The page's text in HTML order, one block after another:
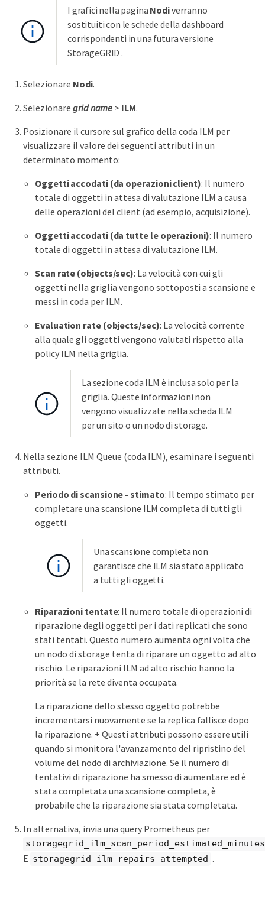
I grafici nella pagina Nodiverranno
sostituiti con le schede della dashboard
corrispondenti in una futura versione
StorageGRID .
Selezionare Nodi.
Selezionare grid name > ILM.
Posizionare il cursore sul grafico della coda ILM per
visualizzare il valore dei seguenti attributi in un
determinato momento:
Oggetti accodati (da operazioni client): Il numero
totale di oggetti in attesa di valutazione ILM a causa
delle operazioni del client (ad esempio, acquisizione).
Oggetti accodati (da tutte le operazioni): Il numero
totale di oggetti in attesa di valutazione ILM.
Scan rate (objects/sec): La velocità con cui gli
oggetti nella griglia vengono sottoposti a scansione e
messi in coda per ILM.
Evaluation rate (objects/sec): La velocità corrente
alla quale gli oggetti vengono valutati rispetto alla
policy ILM nella griglia.
La sezione coda ILM è inclusa solo per la
griglia. Queste informazioni non
vengono visualizzate nella scheda ILM
per un sito o un nodo di storage.
Nella sezione ILM Queue (coda ILM), esaminare i seguenti
attributi.
Periodo di scansione - stimato: Il tempo stimato per
completare una scansione ILM completa di tutti gli
oggetti.
Una scansione completa non
garantisce che ILM sia stato applicato
a tutti gli oggetti.
Riparazioni tentate: Il numero totale di operazioni di
riparazione degli oggetti per i dati replicati che sono
stati tentati. Questo numero aumenta ogni volta che
un nodo di storage tenta di riparare un oggetto ad alto
rischio. Le riparazioni ILM ad alto rischio hanno la
priorità se la rete diventa occupata.
La riparazione dello stesso oggetto potrebbe
incrementarsi nuovamente se la replica fallisce dopo
la riparazione. + Questi attributi possono essere utili
quando si monitora l'avanzamento del ripristino del
volume del nodo di archiviazione. Se il numero di
tentativi di riparazione ha smesso di aumentare ed è
stata completata una scansione completa, è
probabile che la riparazione sia stata completata.
In alternativa, invia una query Prometheus per
storagegrid_ilm_scan_period_estimated_minutes
E storagegrid_ilm_repairs_attempted .